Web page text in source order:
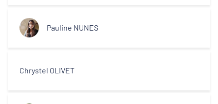
Pauline NUNES
Chrystel OLIVET